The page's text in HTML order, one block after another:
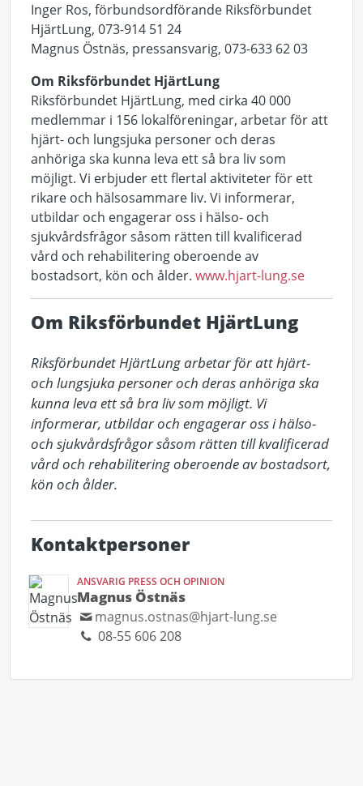
Inger Ros, förbundsordförande Riksförbundet
HjärtLung, 073-914 51 24
Magnus Östnäs, pressansvarig, 073-633 62 03
Om Riksförbundet HjärtLung
Riksförbundet HjärtLung, med cirka 40 000
medlemmar i 156 lokalföreningar, arbetar för att
hjärt- och lungsjuka personer och deras
anhöriga ska kunna leva ett så bra liv som
möjligt. Vi erbjuder ett flertal aktiviteter för ett
rikare och hälsosammare liv. Vi informerar,
utbildar och engagerar oss i hälso- och
sjukvårdsfrågor såsom rätten till kvalificerad
vård och rehabilitering oberoende av
bostadsort, kön och ålder. www.hjart-lung.se
Om Riksförbundet HjärtLung
Riksförbundet HjärtLung arbetar för att hjärt-
och lungsjuka personer och deras anhöriga ska
kunna leva ett så bra liv som möjligt. Vi
informerar, utbildar och engagerar oss i hälso-
och sjukvårdsfrågor såsom rätten till kvalificerad
vård och rehabilitering oberoende av bostadsort,
kön och ålder.
Kontaktpersoner
ANSVARIG PRESS OCH OPINION
Magnus Östnäs
magnus.ostnas@hjart-lung.se
08-55 606 208